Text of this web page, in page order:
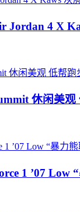
Jordan 4 X
休闲美观
1 ’07 Low